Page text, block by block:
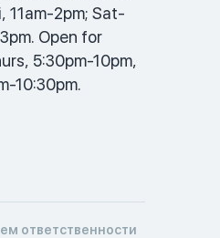
11am-2pm; Sat-
Open for
5:30pm-10pm,
10:30pm.
ответственности